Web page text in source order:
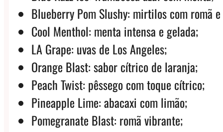
Blueberry Pom Slushy: mirtilos com romã
Cool Menthol: menta intensa e gelada;
LA Grape: uvas de Los Angeles;
Orange Blast: sabor cítrico de laranja;
Peach Twist: pêssego com toque cítrico;
Pineapple Lime: abacaxi com limão;
Pomegranate Blast: romã vibrante;